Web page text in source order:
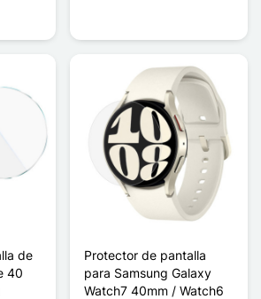
de
40
Protector de pantalla
para Samsung Galaxy
Watch7 40mm / Watch6